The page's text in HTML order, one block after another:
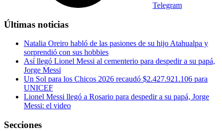
Telegram
Últimas noticias
Natalia Oreiro habló de las pasiones de su hijo Atahualpa y
sorprendió con sus hobbies
Así llegó Lionel Messi al cementerio para despedir a su papá,
Jorge Messi
Un Sol para los Chicos 2026 recaudó $2.427.921.106 para
UNICEF
Lionel Messi llegó a Rosario para despedir a su papá, Jorge
Messi: el video
Secciones